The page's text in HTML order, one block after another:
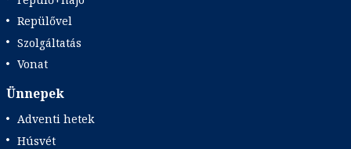
Repülővel
Szolgáltatás
Vonat
Ünnepek
Adventi hetek
Húsvét